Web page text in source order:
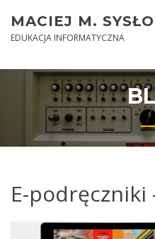
content
MACIEJ M. SYSŁO
EDUKACJA INFORMATYCZNA
E-podręczniki